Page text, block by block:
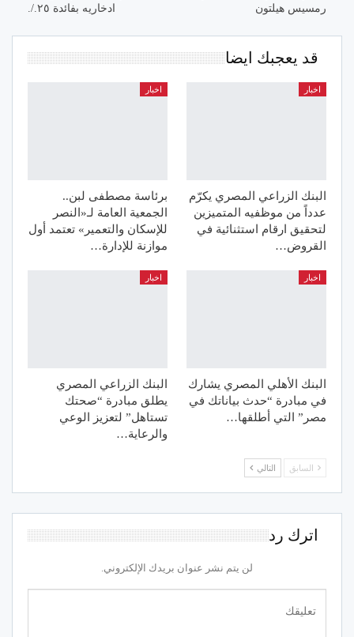
رمسيس هيلتون
ادخاريه بفائدة ٢٥./.
قد يعجبك ايضا
اخبار
البنك الزراعي المصري يكرّم
عدداً من موظفيه المتميزين
لتحقيق ارقام استثنائية في
القروض…
اخبار
برئاسة مصطفى لبن..
الجمعية العامة لـ«النصر
للإسكان والتعمير» تعتمد أول
موازنة للإدارة…
اخبار
البنك الأهلي المصري يشارك
في مبادرة “حدث بياناتك في
مصر” التي أطلقها…
اخبار
البنك الزراعي المصري
يطلق مبادرة “صحتك
تستاهل” لتعزيز الوعي
والرعاية…
السابق التالي
اترك رد
لن يتم نشر عنوان بريدك الإلكتروني.